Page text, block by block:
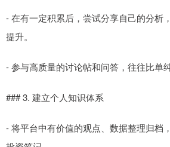
- 在有一定积累后，尝试分享自己的分析
提升。
- 参与高质量的讨论帖和问答，往往比单
### 3. 建立个人知识体系
- 将平台中有价值的观点、数据整理归档